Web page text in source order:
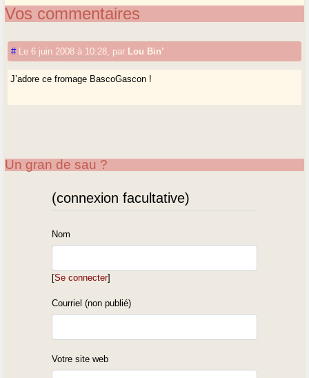
Vos commentaires
# Le 6 juin 2008 à 10:28 par Lou Bin’
J’adore ce fromage BascoGascon !
Un gran de sau ?
(connexion facultative)
Nom
[Se connecter]
Courriel (non publié)
Votre site web